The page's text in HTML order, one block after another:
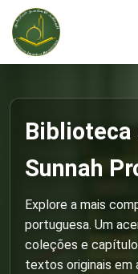
Biblioteca
Sunnah
Explore a mais
portuguesa. Um
coleções e
textos originais em